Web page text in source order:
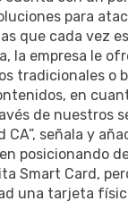
para
que cada vez
la empresa le
tradicionales o
en
de nuestros
CA”, señala y
posicionando
Smart Card,
una tarjeta